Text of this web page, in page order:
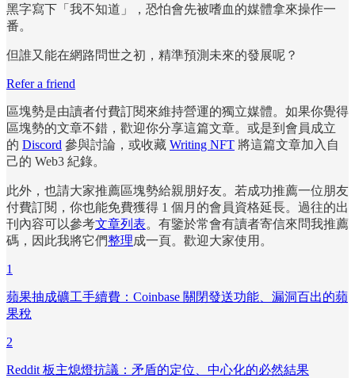
黑字寫下「我不知道」，恐怕會先被嗜血的媒體拿來操作一
番。
但誰又能在網路問世之初，精準預測未來的發展呢？
Refer a friend
區塊勢是由讀者付費訂閱來維持營運的獨立媒體。如果你覺得
區塊勢的文章不錯，歡迎你分享這篇文章。或是到會員成立
的 Discord 參與討論，或收藏 Writing NFT 將這篇文章加入自
己的 Web3 紀錄。
此外，也請大家推薦區塊勢給親朋好友。若成功推薦一位朋友
付費訂閱，你也能免費獲得 1 個月的會員資格延長。過往的出
刊內容可以參考文章列表。有鑒於常會有讀者寄信來問我推薦
碼，因此我將它們整理成一頁。歡迎大家使用。
1
蘋果抽成礦工手續費：Coinbase 關閉發送功能、漏洞百出的蘋
果稅
2
Reddit 板主熄燈抗議：矛盾的定位、中心化的必然結果